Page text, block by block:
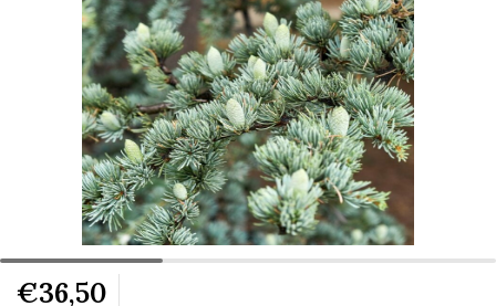
€36,50